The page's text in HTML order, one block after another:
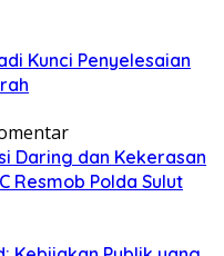
Kunci Penyelesaian
Daring dan Kekerasan
Resmob Polda Sulut